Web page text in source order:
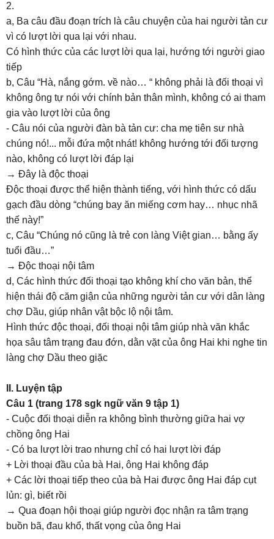
2.
a, Ba câu đầu đoạn trích là câu chuyện của hai người tản cư
vì có lượt lời qua lại với nhau.
Có hình thức của các lượt lời qua lại, hướng tới người giao
tiếp
b, Câu “Hà, nắng gớm. về nào… “ không phải là đối thoại vì
không ông tự nói với chính bản thân mình, không có ai tham
gia vào lượt lời của ông
- Câu nói của người đàn bà tản cư: cha mẹ tiên sư nhà
chúng nó!... mỗi đứa một nhát! không hướng tới đối tượng
nào, không có lượt lời đáp lại
→ Đây là độc thoại
Độc thoại được thể hiện thành tiếng, với hình thức có dấu
gạch đầu dòng “chúng bay ăn miếng cơm hay… nhục nhã
thế này!”
c, Câu “Chúng nó cũng là trẻ con làng Việt gian… bằng ấy
tuổi đầu…”
→ Độc thoại nội tâm
d, Các hình thức đối thoại tạo không khí cho văn bản, thể
hiện thái độ căm giận của những người tản cư với dân làng
chợ Dầu, giúp nhân vật bộc lộ nội tâm.
Hình thức độc thoại, đối thoại nội tâm giúp nhà văn khắc
họa sâu tâm trạng đau đớn, dằn vặt của ông Hai khi nghe tin
làng chợ Dầu theo giặc
II. Luyện tập
Câu 1 (trang 178 sgk ngữ văn 9 tập 1)
- Cuộc đối thoại diễn ra không bình thường giữa hai vợ
chồng ông Hai
- Có ba lượt lời trao nhưng chỉ có hai lượt lời đáp
+ Lời thoại đầu của bà Hai, ông Hai không đáp
+ Các lời thoại tiếp theo của bà Hai được ông Hai đáp cụt
lủn: gì, biết rồi
→ Qua đoạn hội thoại giúp người đọc nhận ra tâm trạng
buồn bã, đau khổ, thất vọng của ông Hai